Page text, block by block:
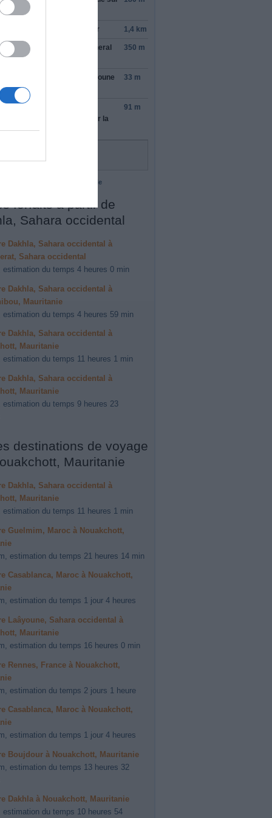
Abdel Nasser Ave
Ave Abdel Nasser 1,4 km
à droite sur
Ave du General
350 m
Rue Hennoune
Bouccif
33 m
destination se trouvera sur la
91 m
cartographiques ©2013 Google
forfaits à partir de
Sahara occidental
Dakhla, Sahara occidental à
Sahara occidental
estimation du temps 4 heures 0 min
Dakhla, Sahara occidental à
Mauritanie
estimation du temps 4 heures 59 min
Dakhla, Sahara occidental à
Mauritanie
estimation du temps 11 heures 1 min
Dakhla, Sahara occidental à
Mauritanie
estimation du temps 9 heures 23
destinations de voyage
Mauritanie
Dakhla, Sahara occidental à
Mauritanie
estimation du temps 11 heures 1 min
Guelmim, Maroc à Nouakchott,
estimation du temps 21 heures 14 min
Casablanca, Maroc à Nouakchott,
estimation du temps 1 jour 4 heures
Laâyoune, Sahara occidental à
Mauritanie
estimation du temps 16 heures 0 min
Rennes, France à Nouakchott,
estimation du temps 2 jours 1 heure
Casablanca, Maroc à Nouakchott,
estimation du temps 1 jour 4 heures
Boujdour à Nouakchott, Mauritanie
estimation du temps 13 heures 32
Dakhla à Nouakchott, Mauritanie
estimation du temps 10 heures 54